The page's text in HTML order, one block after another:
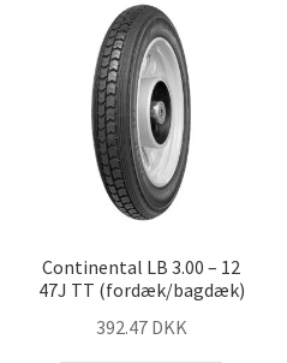
Continental LB 3.00 – 12
47J TT (fordæk/bagdæk)
392.47 DKK